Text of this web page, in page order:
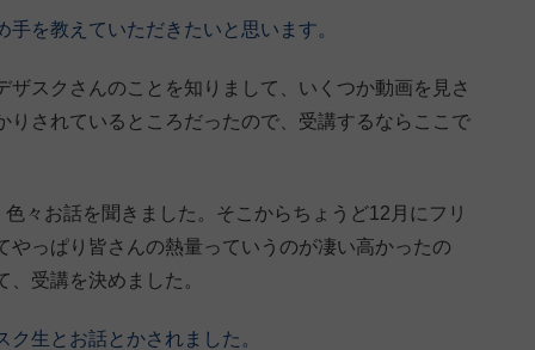
を教えていただきたいと思います。
スクさんのことを知りまして、いくつか動画を見さ
されているところだったので、受講するならここで
々お話を聞きました。そこからちょうど12月にフリ
っぱり皆さんの熱量っていうのが凄い高かったの
受講を決めました。
生とお話とかされました。